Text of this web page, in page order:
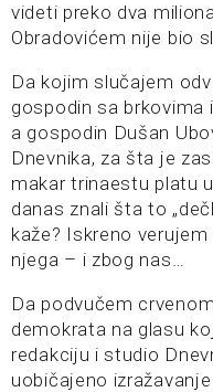
videti preko dva
Obradovićem nije bio
Da kojim slučajem
gospodin sa brkovima
a gospodin Dušan
Dnevnika, za šta je
makar trinaestu platu
danas znali šta to
kaže? Iskreno
njega – i zbog nas…
Da podvučem
demokrata na glasu
redakciju i studio
uobičajeno